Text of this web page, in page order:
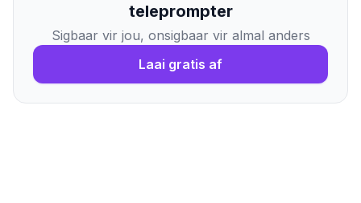
teleprompter
Sigbaar vir jou, onsigbaar vir almal anders
Laai gratis af